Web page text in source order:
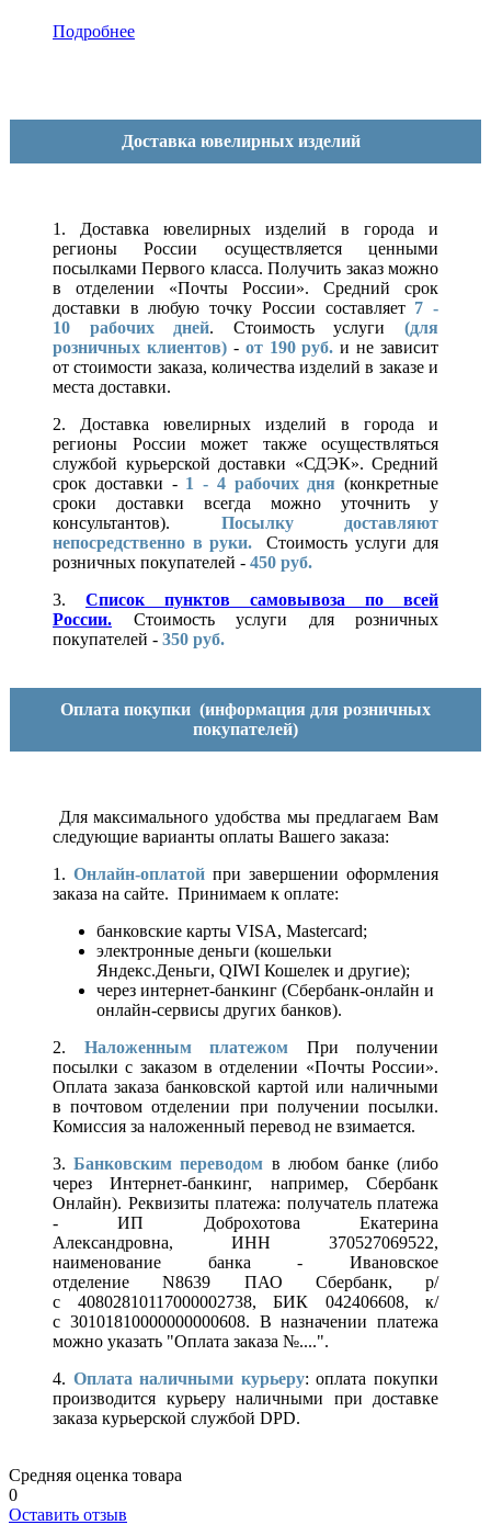
Подробнее
Доставка ювелирных изделий
1. Доставка ювелирных изделий в города и
регионы России осуществляется ценными
посылками Первого класса. Получить заказ можно
в отделении «Почты России». Средний срок
доставки в любую точку России составляет 7 -
10 рабочих дней. Стоимость услуги(для
розничных клиентов)- от 190 руб. и не зависит
от стоимости заказа, количества изделий в заказе и
места доставки.
2. Доставка ювелирных изделий в города и
регионы России может также осуществляться
службой курьерской доставки «СДЭК». Средний
срок доставки - 1 - 4 рабочих дня (конкретные
сроки доставки всегда можно уточнить у
консультантов). Посылку доставляют
непосредственно в руки.
Стоимость услуги для
розничных покупателей - 450 руб.
3. Список пунктов самовывоза по всей
России.
Стоимость услуги для розничных
покупателей - 350 руб.
Оплата покупки (информация для розничных
покупателей)
Для максимального удобства мы предлагаем Вам
следующие варианты оплаты Вашего заказа:
1. Онлайн-оплатой при завершении оформления
заказа на сайте. Принимаем к оплате:
банковские карты VISA, Mastercard;
электронные деньги (кошельки
Яндекс.Деньги, QIWI Кошелек и другие);
через интернет-банкинг (Сбербанк-онлайн и
онлайн-сервисы других банков).
2. Наложенным платежом При получении
посылки с заказом в отделении «Почты России».
Оплата заказа банковской картой или наличными
в почтовом отделении при получении посылки.
Комиссия за наложенный перевод не взимается.
3.Банковским переводом в любом банке (либо
через Интернет-банкинг, например, Сбербанк
Онлайн). Реквизиты платежа: получатель платежа
- ИП Доброхотова Екатерина
Александровна, ИНН 370527069522,
наименование банка - Ивановское
отделение N8639 ПАО Сбербанк, р/
с 40802810117000002738, БИК 042406608, к/
с 30101810000000000608. В назначении платежа
можно указать "Оплата заказа №....".
4. Оплата наличными курьеру: оплата покупки
производится курьеру наличными при доставке
заказа курьерской службой DPD.
Средняя оценка товара
0
Оставить отзыв